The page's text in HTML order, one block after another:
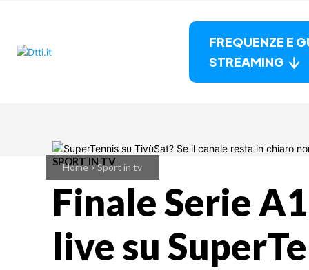
FREQUENZE E
STREAMING
Home Sport in tv
SPORT IN TV
Finale Serie
live su